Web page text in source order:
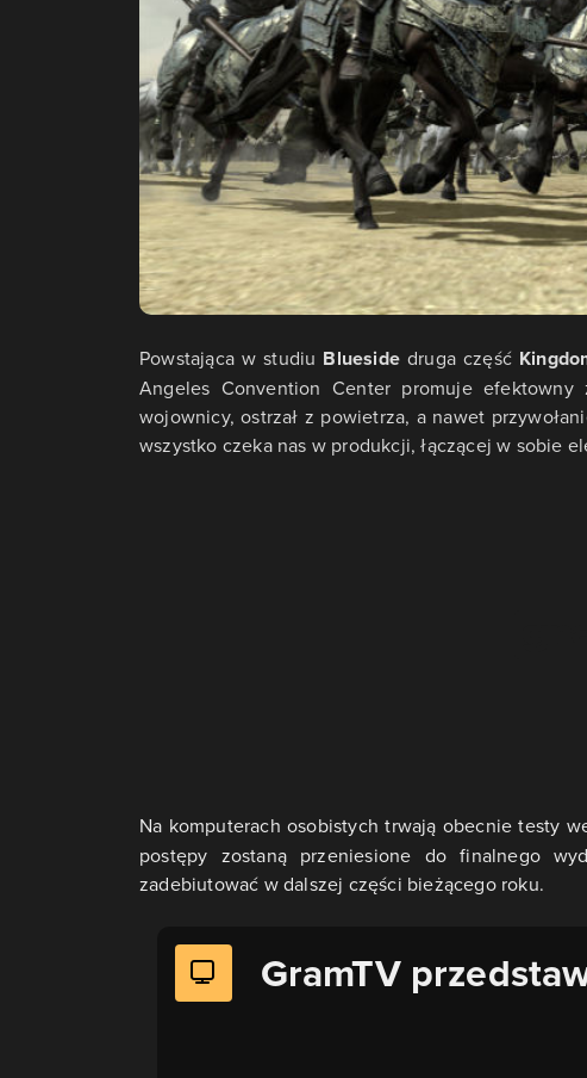
Powstająca w studiu Blueside druga część
Angeles Convention Center promuje
wojownicy, ostrzał z powietrza, a nawet
wszystko czeka nas w produkcji, łączącej w sobie
Na komputerach osobistych trwają obecnie testy
postępy zostaną przeniesione do finalnego
zadebiutować w dalszej części bieżącego roku.
GramTV